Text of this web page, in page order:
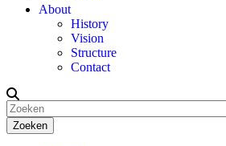
About
History
Vision
Structure
Contact
Zoeken